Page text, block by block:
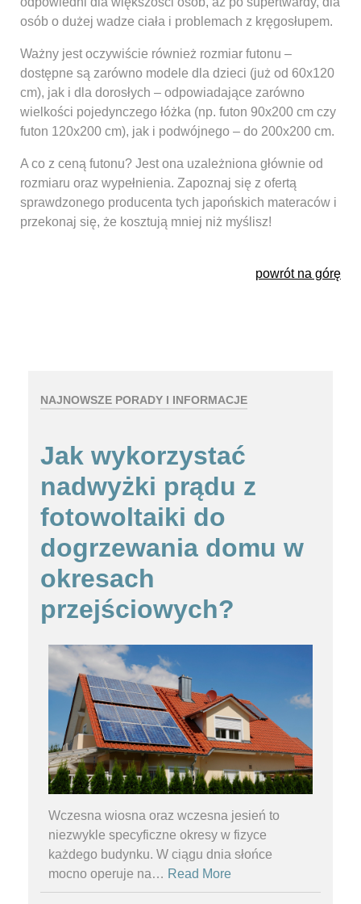
osób o dużej wadze ciała i problemach z kręgosłupem.
Ważny jest oczywiście również rozmiar futonu –
dostępne są zarówno modele dla dzieci (już od 60x120
cm), jak i dla dorosłych – odpowiadające zarówno
wielkości pojedynczego łóżka (np. futon 90x200 cm czy
futon 120x200 cm), jak i podwójnego – do 200x200 cm.
A co z ceną futonu? Jest ona uzależniona głównie od
rozmiaru oraz wypełnienia. Zapoznaj się z ofertą
sprawdzonego producenta tych japońskich materaców i
przekonaj się, że kosztują mniej niż myślisz!
powrót na górę
NAJNOWSZE PORADY I INFORMACJE
Jak wykorzystać
nadwyżki prądu z
fotowoltaiki do
dogrzewania domu w
okresach
przejściowych?
Wczesna wiosna oraz wczesna jesień to
niezwykle specyficzne okresy w fizyce
każdego budynku. W ciągu dnia słońce
mocno operuje na… Read More